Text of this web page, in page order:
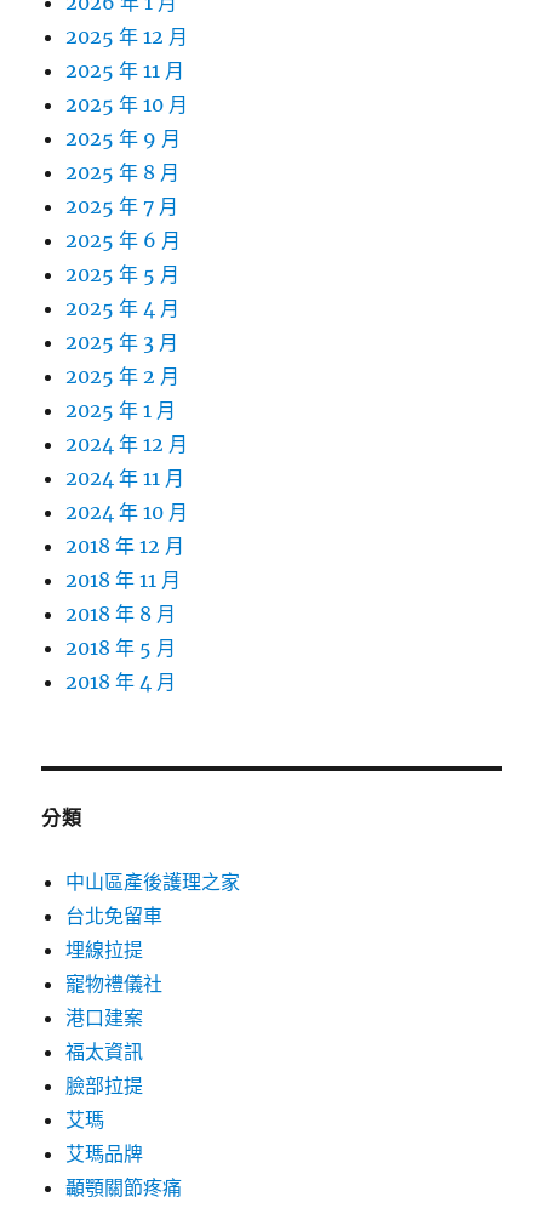
2025 年 12 月
2025 年 11 月
2025 年 10 月
2025 年 9 月
2025 年 8 月
2025 年 7 月
2025 年 6 月
2025 年 5 月
2025 年 4 月
2025 年 3 月
2025 年 2 月
2025 年 1 月
2024 年 12 月
2024 年 11 月
2024 年 10 月
2018 年 12 月
2018 年 11 月
2018 年 8 月
2018 年 5 月
2018 年 4 月
分類
中山區產後護理之家
台北免留車
埋線拉提
寵物禮儀社
港口建案
福太資訊
臉部拉提
艾瑪
艾瑪品牌
顳顎關節疼痛